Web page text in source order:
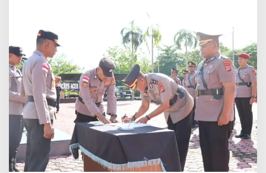
e
s
a
r
P
m
p
i
e